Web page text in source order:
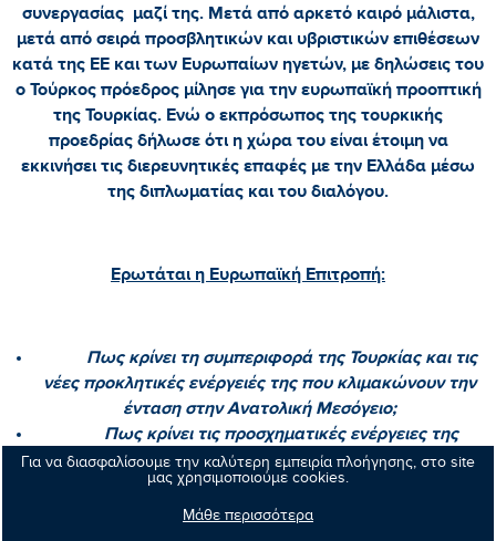
Για να διασφαλίσουμε την καλύτερη εμπειρία πλοήγησης, στο site
μας χρησιμοποιούμε cookies.
Μάθε περισσότερα
συνεργασίας μαζί της. Μετά από αρκετό καιρό μάλιστα,
μετά από σειρά προσβλητικών και υβριστικών επιθέσεων
κατά της ΕΕ και των Ευρωπαίων ηγετών, με δηλώσεις του
ο Τούρκος πρόεδρος μίλησε για την ευρωπαϊκή προοπτική
της Τουρκίας. Ενώ ο εκπρόσωπος της τουρκικής
προεδρίας δήλωσε ότι η χώρα του είναι έτοιμη να
εκκινήσει τις διερευνητικές επαφές με την Ελλάδα μέσω
της διπλωματίας και του διαλόγου.
Ερωτάται η Ευρωπαϊκή Επιτροπή:
Πως κρίνει τη συμπεριφορά της Τουρκίας και τις
νέες προκλητικές ενέργειές της που κλιμακώνουν την
ένταση στην Ανατολική Μεσόγειο;
Πως κρίνει τις προσχηματικές ενέργειες της
Τουρκίας που ουσιαστικά εμπαίζουν την ΕΕ σε μία
προσπάθεια να αποφύγει την επιβολή κυρώσεων;»